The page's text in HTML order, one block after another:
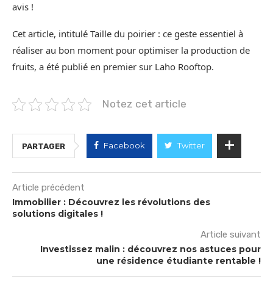
avis !
Cet article, intitulé Taille du poirier : ce geste essentiel à
réaliser au bon moment pour optimiser la production de
fruits, a été publié en premier sur Laho Rooftop.
Notez cet article
PARTAGER Facebook Twitter
Article précédent
Immobilier : Découvrez les révolutions des
solutions digitales !
Article suivant
Investissez malin : découvrez nos astuces pour
une résidence étudiante rentable !